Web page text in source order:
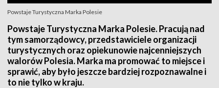
Powstaje Turystyczna Marka Polesie
Powstaje Turystyczna Marka Polesie. Pracują nad
tym samorządowcy, przedstawiciele organizacji
turystycznych oraz opiekunowie najcenniejszych
walorów Polesia. Marka ma promować to miejsce i
sprawić, aby było jeszcze bardziej rozpoznawalne i
to nie tylko w kraju.